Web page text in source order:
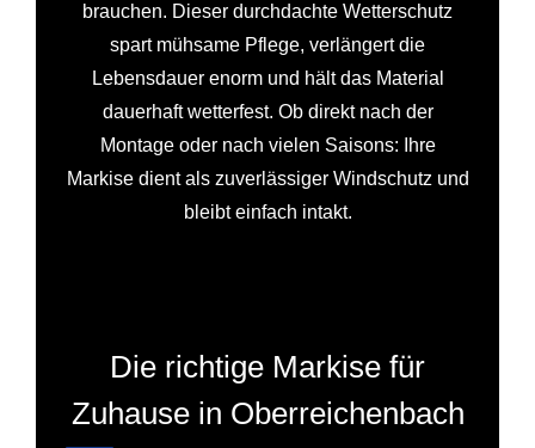
brauchen. Dieser durchdachte Wetterschutz
spart mühsame Pflege, verlängert die
Lebensdauer enorm und hält das Material
dauerhaft wetterfest. Ob direkt nach der
Montage oder nach vielen Saisons: Ihre
Markise dient als zuverlässiger Windschutz und
bleibt einfach intakt.
Die richtige Markise für
Zuhause in Oberreichenbach